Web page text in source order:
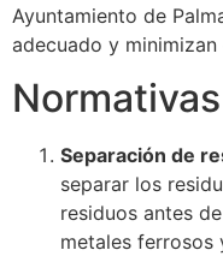
Ayuntamiento de
adecuado y
Separación de
separar los
residuos antes
metales ferrosos